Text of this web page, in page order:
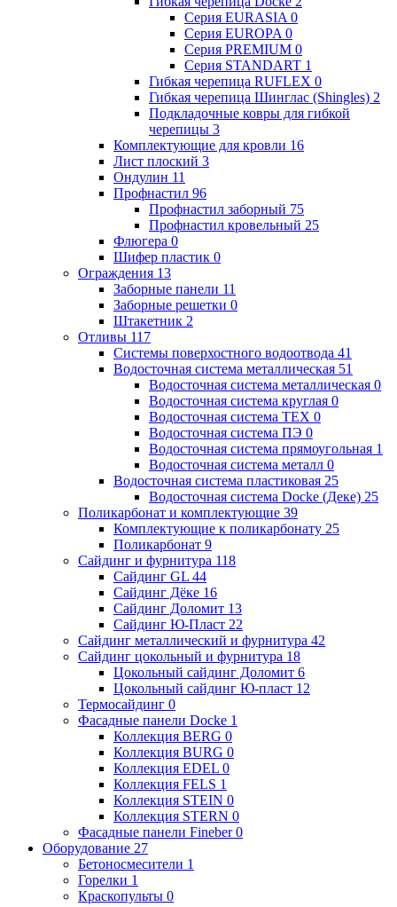
Серия EURASIA 0
Серия EUROPA 0
Серия PREMIUM 0
Серия STANDART 1
Гибкая черепица RUFLEX 0
Гибкая черепица Шинглас (Shingles) 2
Подкладочные ковры для гибкой
черепицы 3
Комплектующие для кровли 16
Лист плоский 3
Ондулин 11
Профнастил 96
Профнастил заборный 75
Профнастил кровельный 25
Флюгера 0
Шифер пластик 0
Ограждения 13
Заборные панели 11
Заборные решетки 0
Штакетник 2
Отливы 117
Системы поверхостного водоотвода 41
Водосточная система металлическая 51
Водосточная система металлическая 0
Водосточная система круглая 0
Водосточная система ТЕХ 0
Водосточная система ПЭ 0
Водосточная система прямоугольная 1
Водосточная система металл 0
Водосточная система пластиковая 25
Водосточная система Docke (Деке) 25
Поликарбонат и комплектующие 39
Комплектующие к поликарбонату 25
Поликарбонат 9
Сайдинг и фурнитура 118
Сайдинг GL 44
Сайдинг Дёке 16
Сайдинг Доломит 13
Сайдинг Ю-Пласт 22
Сайдинг металлический и фурнитура 42
Сайдинг цокольный и фурнитура 18
Цокольный сайдинг Доломит 6
Цокольный сайдинг Ю-пласт 12
Термосайдинг 0
Фасадные панели Docke 1
Коллекция BERG 0
Коллекция BURG 0
Коллекция EDEL 0
Коллекция FELS 1
Коллекция STEIN 0
Коллекция STERN 0
Фасадные панели Fineber0
Оборудование 27
Бетоносмесители 1
Горелки 1
Краскопульты 0